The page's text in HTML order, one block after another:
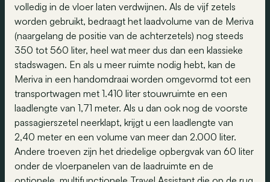
volledig in de vloer laten verdwijnen. Als de vijf zetels
worden gebruikt, bedraagt het laadvolume van de Meriva
(naargelang de positie van de achterzetels) nog steeds
350 tot 560 liter, heel wat meer dus dan een klassieke
stadswagen. En als u meer ruimte nodig hebt, kan de
Meriva in een handomdraai worden omgevormd tot een
transportwagen met 1.410 liter stouwruimte en een
laadlengte van 1,71 meter. Als u dan ook nog de voorste
passagierszetel neerklapt, krijgt u een laadlengte van
2,40 meter en een volume van meer dan 2.000 liter.
Andere troeven zijn het driedelige opbergvak van 60 liter
onder de vloerpanelen van de laadruimte en de